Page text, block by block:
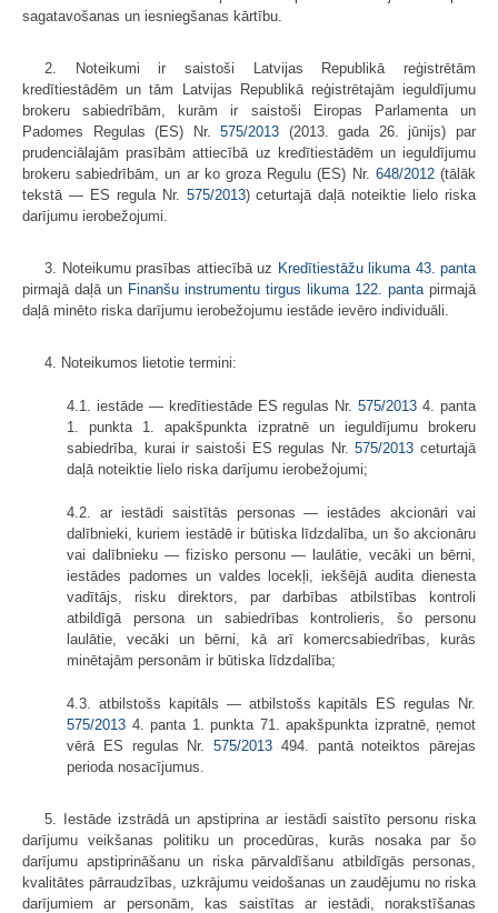
sagatavošanas un iesniegšanas kārtību.
2. Noteikumi ir saistoši Latvijas Republikā reģistrētām
kredītiestādēm un tām Latvijas Republikā reģistrētajām ieguldījumu
brokeru sabiedrībām, kurām ir saistoši Eiropas Parlamenta un
Padomes Regulas (ES) Nr.575/2013 (2013. gada 26. jūnijs) par
prudenciālajām prasībām attiecībā uz kredītiestādēm un ieguldījumu
brokeru sabiedrībām, un ar ko groza Regulu (ES) Nr. 648/2012(tālāk
tekstā — ES regula Nr. 575/2013) ceturtajā daļā noteiktie lielo riska
darījumu ierobežojumi.
3. Noteikumu prasības attiecībā uz Kredītiestāžu likuma 43. panta
pirmajā daļā un Finanšu instrumentu tirgus likuma 122. panta pirmajā
daļā minēto riska darījumu ierobežojumu iestāde ievēro individuāli.
4. Noteikumos lietotie termini:
4.1. iestāde — kredītiestāde ES regulas Nr.575/2013 4. panta
1. punkta 1. apakšpunkta izpratnē un ieguldījumu brokeru
sabiedrība, kurai ir saistoši ES regulas Nr.575/2013 ceturtajā
daļā noteiktie lielo riska darījumu ierobežojumi;
4.2. ar iestādi saistītās personas — iestādes akcionāri vai
dalībnieki, kuriem iestādē ir būtiska līdzdalība, un šo akcionāru
vai dalībnieku — fizisko personu — laulātie, vecāki un bērni,
iestādes padomes un valdes locekļi, iekšējā audita dienesta
vadītājs, risku direktors, par darbības atbilstības kontroli
atbildīgā persona un sabiedrības kontrolieris, šo personu
laulātie, vecāki un bērni, kā arī komercsabiedrības, kurās
minētajām personām ir būtiska līdzdalība;
4.3. atbilstošs kapitāls — atbilstošs kapitāls ES regulas Nr.
575/2013 4. panta 1. punkta 71. apakšpunkta izpratnē, ņemot
vērā ES regulas Nr. 575/2013 494. pantā noteiktos pārejas
perioda nosacījumus.
5. Iestāde izstrādā un apstiprina ar iestādi saistīto personu riska
darījumu veikšanas politiku un procedūras, kurās nosaka par šo
darījumu apstiprināšanu un riska pārvaldīšanu atbildīgās personas,
kvalitātes pārraudzības, uzkrājumu veidošanas un zaudējumu no riska
darījumiem ar personām, kas saistītas ar iestādi, norakstīšanas